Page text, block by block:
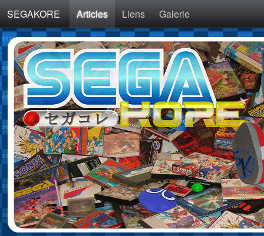
SEGAKORE Articles Liens Galerie